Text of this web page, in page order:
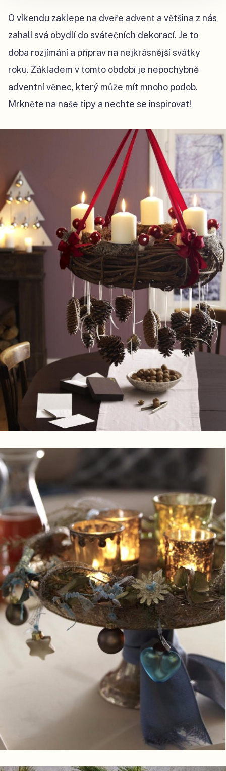
O víkendu zaklepe na dveře advent a většina z nás
zahalí svá obydlí do svátečních dekorací. Je to
doba rozjímání a příprav na nejkrásnější svátky
roku. Základem v tomto období je nepochybně
adventní věnec, který může mít mnoho podob.
Mrkněte na naše tipy a nechte se inspirovat!